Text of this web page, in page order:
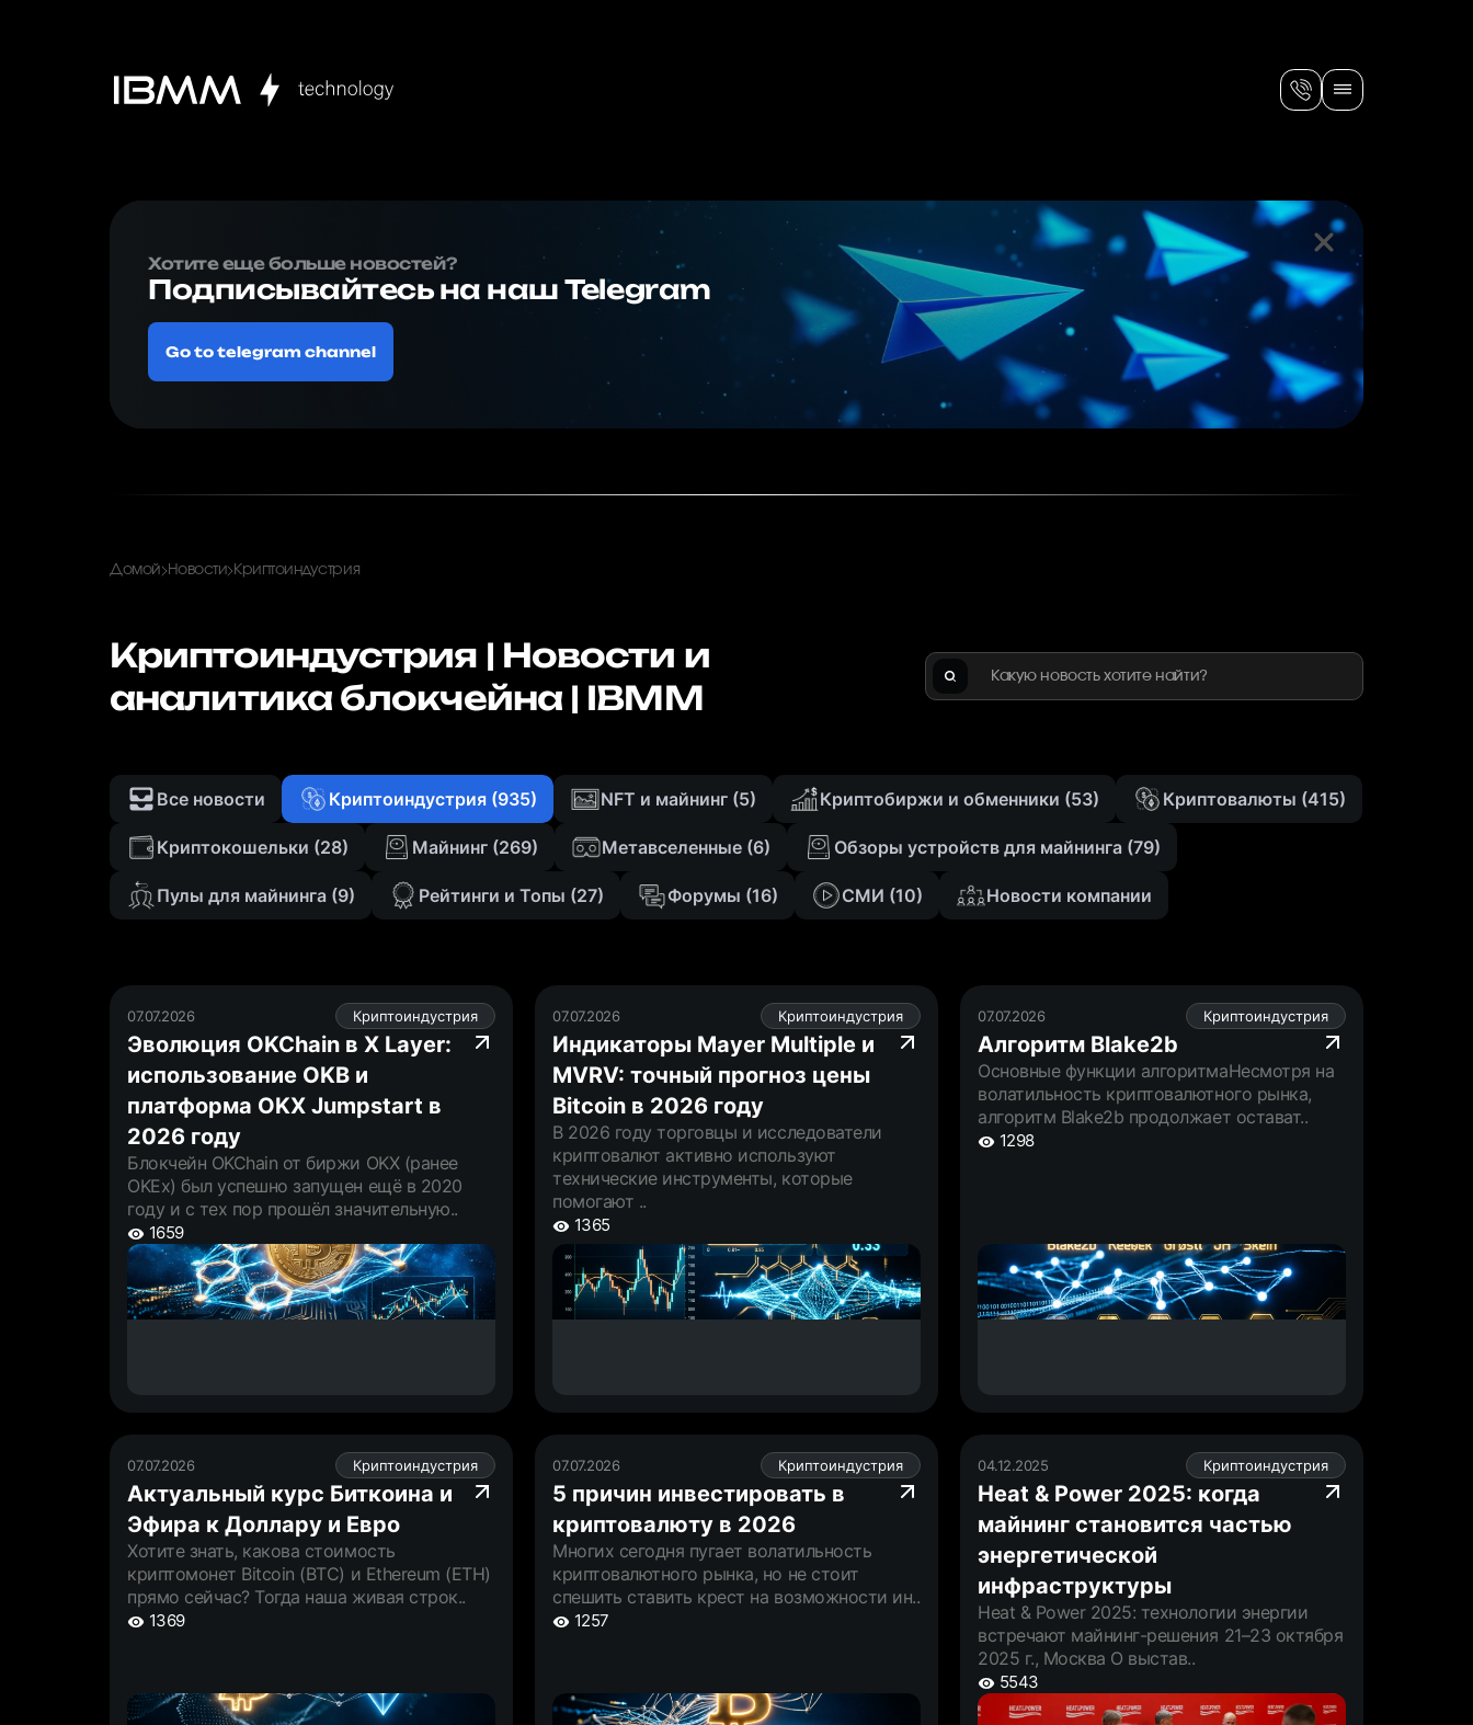
Хотите еще больше новостей?
Подписывайтесь на наш Telegram
Go to telegram channel
Домой Новости Криптоиндустрия
Криптоиндустрия | Новости и
аналитика блокчейна | IBMM
Найти
Все новости Криптоиндустрия (935) NFT и майнинг (5) Криптобиржи и обменники (53) Криптовалюты (415)
Криптокошельки (28) Майнинг (269) Метавселенныe (6) Обзоры устройств для майнинга (79)
Пулы для майнинга (9) Рейтинги и Топы (27) Форумы (16) СМИ (10) Новости компании
07.07.2026 Криптоиндустрия
Эволюция OKChain в X Layer:
использование OKB и
платформа OKX Jumpstart в
2026 году
Блокчейн OKChain от биржи OKX (ранее
OKEx) был успешно запущен ещё в 2020
году и с тех пор прошёл значительную..
1659
07.07.2026 Криптоиндустрия
Индикаторы Mayer Multiple и
MVRV: точный прогноз цены
Bitcoin в 2026 году
В 2026 году торговцы и исследователи
криптовалют активно используют
технические инструменты, которые
помогают ..
1365
07.07.2026 Криптоиндустрия
Алгоритм Blake2b
Основные функции алгоритмаНесмотря на
волатильность криптовалютного рынка,
алгоритм Blake2b продолжает остават..
1298
07.07.2026 Криптоиндустрия
Актуальный курс Биткоина и
Эфира к Доллару и Евро
Хотите знать, какова стоимость
криптомонет Bitcoin (BTC) и Ethereum (ETH)
прямо сейчас? Тогда наша живая строк..
1369
07.07.2026 Криптоиндустрия
5 причин инвестировать в
криптовалюту в 2026
Многих сегодня пугает волатильность
криптовалютного рынка, но не стоит
спешить ставить крест на возможности ин..
1257
04.12.2025 Криптоиндустрия
Heat & Power 2025: когда
майнинг становится частью
энергетической
инфраструктуры
Heat & Power 2025: технологии энергии
встречают майнинг-решения 21–23 октября
2025 г., Москва О выстав..
5543